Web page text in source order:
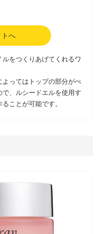
へ
をつくりあげてくれるワ
ってはトップの部分がぺ
、ルシードエルを使用す
ことが可能です。